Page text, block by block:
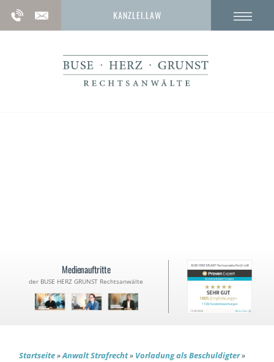
KANZLEI.LAW
Medienauftritte
der BUSE HERZ GRUNST Rechtsanwälte
Startseite»Anwalt Strafrecht» Vorladung als Beschuldigter»